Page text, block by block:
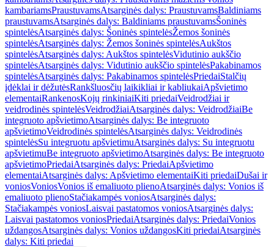
kambariamsPraustuvamsAtsarginės dalys: PraustuvamsBaldiniams
praustuvamsAtsarginės dalys: Baldiniams praustuvamsŠoninės
spintelėsAtsarginės dalys: Šoninės spintelėsŽemos šoninės
spintelėsAtsarginės dalys: Žemos šoninės spintelėsAukštos
spintelėsAtsarginės dalys: Aukštos spintelėsVidutinio aukščio
spintelėsAtsarginės dalys: Vidutinio aukščio spintelėsPakabinamos
spintelėsAtsarginės dalys: Pakabinamos spintelėsPriedaiStalčių
įdėklai ir dėžutėsRankšluosčių laikikliai ir kabliukaiApšvietimo
elementaiRankenosKojų rinkiniaiKiti priedaiVeidrodžiai ir
veidrodinės spintelėsVeidrodžiaiAtsarginės dalys: VeidrodžiaiBe
integruoto apšvietimoAtsarginės dalys: Be integruoto
apšvietimoVeidrodinės spintelėsAtsarginės dalys: Veidrodinės
spintelėsSu integruotu apšvietimuAtsarginės dalys: Su integruotu
apšvietimuBe integruoto apšvietimoAtsarginės dalys: Be integruoto
apšvietimoPriedaiAtsarginės dalys: PriedaiApšvietimo
elementaiAtsarginės dalys: Apšvietimo elementaiKiti priedaiDušai ir
voniosVoniosVonios iš emaliuoto plienoAtsarginės dalys: Vonios iš
emaliuoto plienoStačiakampės voniosAtsarginės dalys:
Stačiakampės voniosLaisvai pastatomos voniosAtsarginės dalys:
Laisvai pastatomos voniosPriedaiAtsarginės dalys: PriedaiVonios
uždangosAtsarginės dalys: Vonios uždangosKiti priedaiAtsarginės
dalys: Kiti priedai